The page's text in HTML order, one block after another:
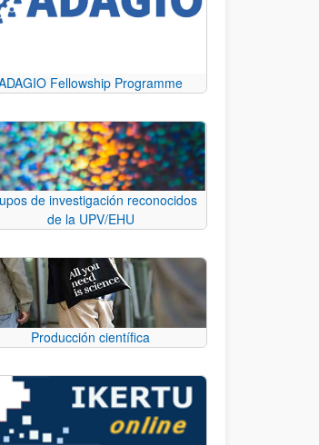
Fellowship Programme
de investigación reconocidos
de la UPV/EHU
Producción científica